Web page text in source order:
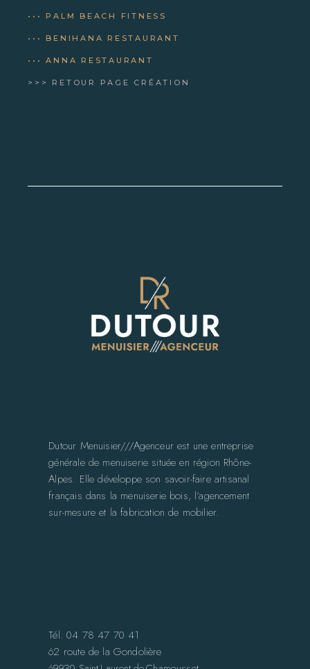
••• PALM BEACH FITNESS
••• BENIHANA RESTAURANT
••• ANNA RESTAURANT
>>> RETOUR PAGE CRÉATION
Dutour Menuisier///Agenceur est une entreprise
générale de menuiserie située en région Rhône-
Alpes. Elle développe son savoir-faire artisanal
français dans la menuiserie bois, l’agencement
sur-mesure et la fabrication de mobilier.
Tél. 04 78 47 70 41
62 route de la Gondolière